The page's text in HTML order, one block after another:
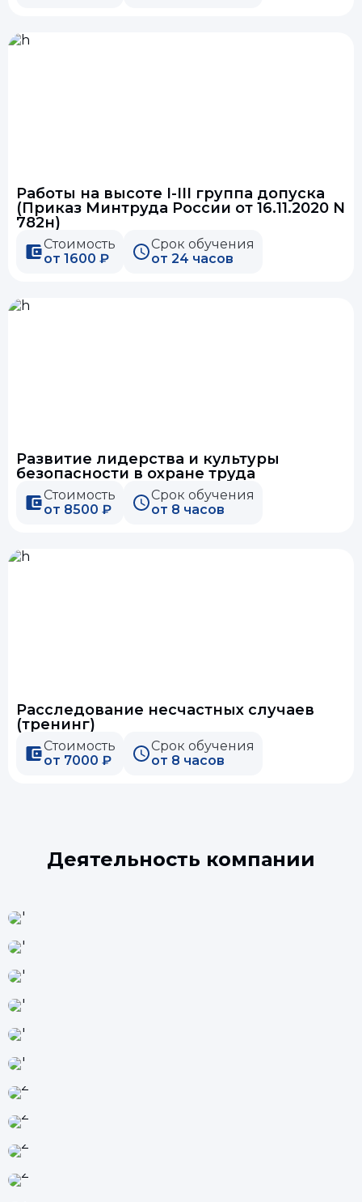
Работы на высоте I-III группа допуска
(Приказ Минтруда России от 16.11.2020 N
782н)
Стоимость
от 1600 ₽
Срок обучения
от 24 часов
Развитие лидерства и культуры
безопасности в охране труда
Стоимость
от 8500 ₽
Срок обучения
от 8 часов
Расследование несчастных случаев
(тренинг)
Стоимость
от 7000 ₽
Срок обучения
от 8 часов
Деятельность компании